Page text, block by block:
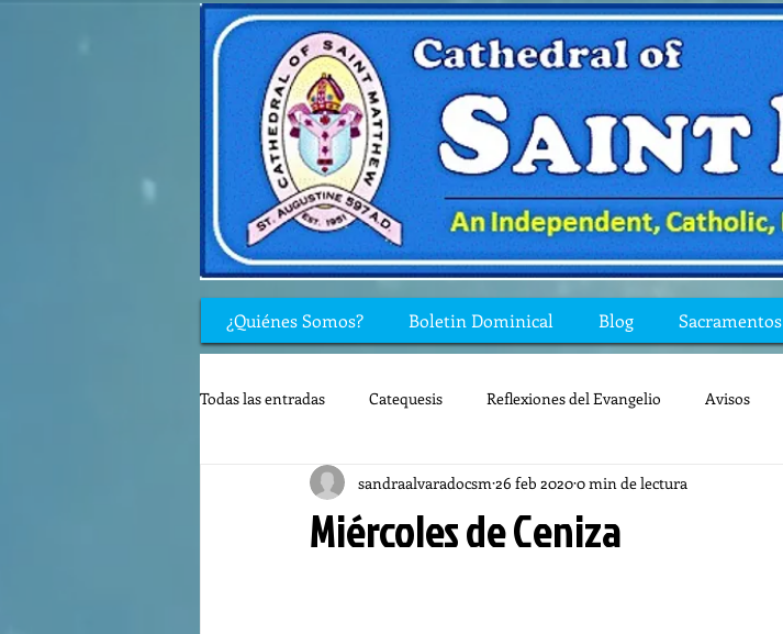
¿Quiénes Somos? Boletin Dominical Blog Sacramentos
Todas las entradas Catequesis Reflexiones del Evangelio Avisos
Rincón de los niños Biblia Mis preguntas de la Biblia
Miércoles de Ceniza
sandraalvaradocsm 26 feb 20200 min de lectura